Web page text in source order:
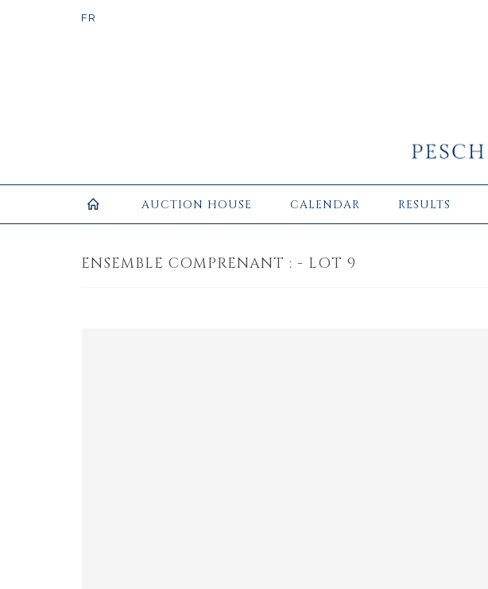
AUCTION HOUSE CALENDAR RESULTS
ENSEMBLE COMPRENANT : - LOT 9